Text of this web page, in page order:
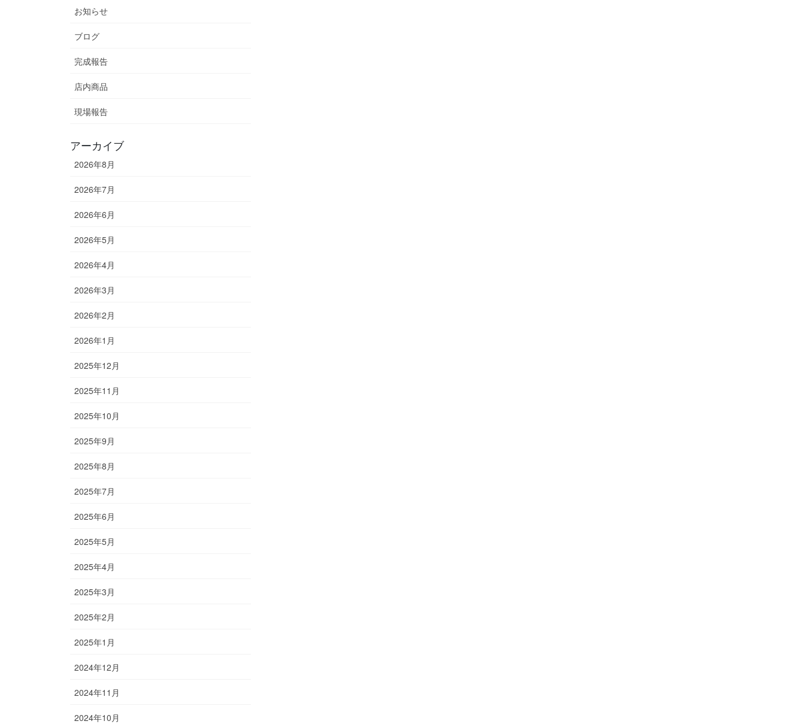
お知らせ
ブログ
完成報告
店内商品
現場報告
アーカイブ
2026年8月
2026年7月
2026年6月
2026年5月
2026年4月
2026年3月
2026年2月
2026年1月
2025年12月
2025年11月
2025年10月
2025年9月
2025年8月
2025年7月
2025年6月
2025年5月
2025年4月
2025年3月
2025年2月
2025年1月
2024年12月
2024年11月
2024年10月